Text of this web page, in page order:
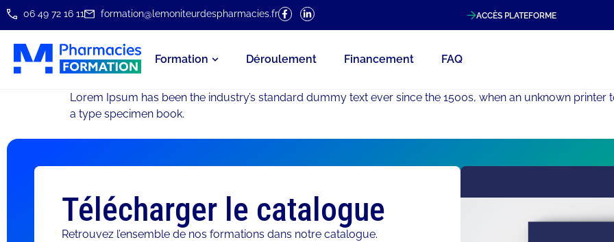
06 49 72 16 11 formation@lemoniteurdespharmacies.fr ACCÈS PLATEFORME
Formation Déroulement Financement FAQ
Lorem Ipsum has been the industry’s standard dummy text ever since the 1500s, when an unknown
a type specimen book.
Télécharger le catalogue
Retrouvez l’ensemble de nos formations dans notre catalogue.